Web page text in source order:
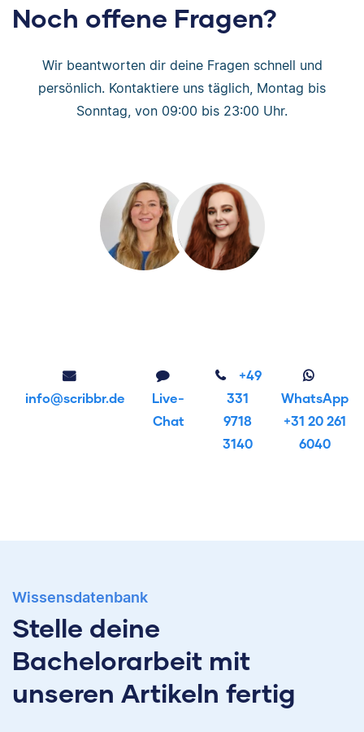
Noch offene Fragen?
Wir beantworten dir deine Fragen schnell und
persönlich. Kontaktiere uns täglich, Montag bis
Sonntag, von 09:00 bis 23:00 Uhr.
info@scribbr.de
Live-
Chat
+49
331
9718
3140
WhatsApp
+31 20 261
6040
Wissensdatenbank
Stelle deine
Bachelorarbeit mit
unseren Artikeln fertig